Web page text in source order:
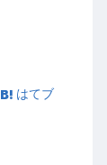
はてブ